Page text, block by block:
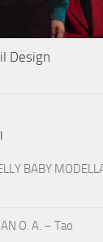
Design
BABY
O. A. – Tao